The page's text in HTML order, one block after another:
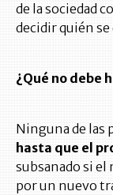
de la sociedad
decidir quién se
¿Qué no debe
Ninguna de las
hasta que el
subsanado si el
por un nuevo